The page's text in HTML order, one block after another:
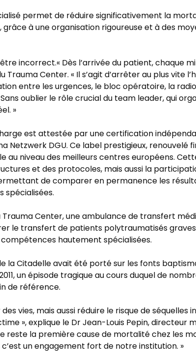
permet de réduire significativement la
grâce à une organisation rigoureuse et à des
incorrect.« Dès l’arrivée du patient, chaque
Trauma Center. « Il s’agit d’arrêter au plus vite
entre les urgences, le bloc opératoire, la
oublier le rôle crucial du team leader, qui
»
est attestée par une certification
Netzwerk DGU. Ce label prestigieux, renouvelé
au niveau des meilleurs centres européens.
et des protocoles, mais aussi la
de comparer en permanence les
spécialisées.
Trauma Center, une ambulance de transfert
le transfert de patients polytraumatisés
hautement spécialisées.
la Citadelle avait été porté sur les fonts
un épisode tragique au cours duquel de
de référence.
des vies, mais aussi réduire le risque de séquelles
», explique le Dr Jean-Louis Pepin, directeur
reste la première cause de mortalité chez les
un engagement fort de notre institution. »